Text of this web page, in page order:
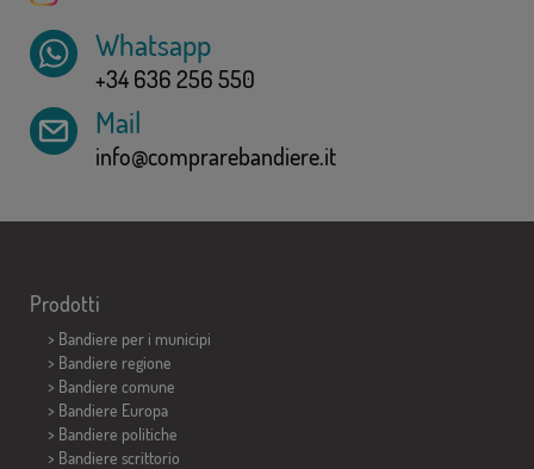
Whatsapp
+34 636 256 550
Mail
info@comprarebandiere.it
Prodotti
> Bandiere per i municipi
> Bandiere regione
> Bandiere comune
> Bandiere Europa
> Bandiere politiche
> Bandiere scrittorio